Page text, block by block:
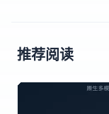
推荐阅读